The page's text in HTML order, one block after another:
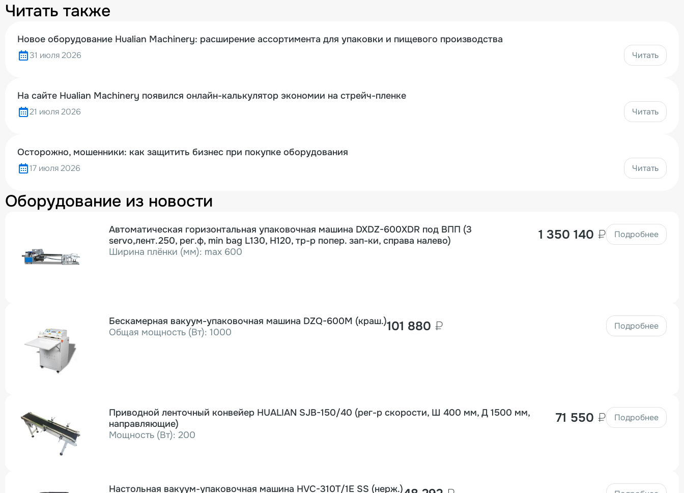
Читать также
Новое оборудование Hualian Machinery: расширение ассортимента для упаковки и пищевого производства
31 июля 2026 Читать
На сайте Hualian Machinery появился онлайн-калькулятор экономии на стрейч-пленке
21 июля 2026 Читать
Осторожно, мошенники: как защитить бизнес при покупке оборудования
17 июля 2026 Читать
Оборудование из новости
Автоматическая горизонтальная упаковочная машина DXDZ-600XDR под ВПП (3
servo,лент.250, рег.ф, min bag L130, H120, тр-р попер. зап-ки, справа налево)
Ширина плёнки (мм): max 600
1 350 140 ₽ Подробнее
Бескамерная вакуум-упаковочная машина DZQ-600M (краш.)
Общая мощность (Вт): 1000
101 880 ₽ Подробнее
Приводной ленточный конвейер HUALIAN SJB-150/40 (рег-р скорости, Ш 400 мм, Д 1500 мм,
направляющие)
Мощность (Вт): 200
71 550 ₽ Подробнее
Настольная вакуум-упаковочная машина HVC-310T/1E SS (нерж.)